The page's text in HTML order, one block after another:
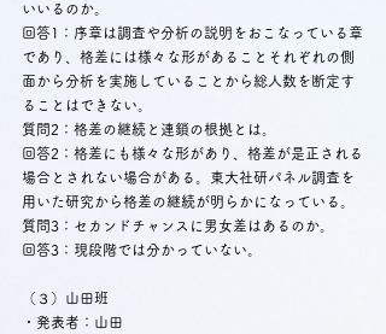
いいるのか。
回答1：序章は調査や分析の説明をおこなっている章
であり、格差には様々な形があることそれぞれの側
面から分析を実施していることから総人数を断定す
ることはできない。
質問2：格差の継続と連鎖の根拠とは。
回答2：格差にも様々な形があり、格差が是正される
場合とされない場合がある。東大社研パネル調査を
用いた研究から格差の継続が明らかになっている。
質問3：セカンドチャンスに男女差はあるのか。
回答3：現段階では分かっていない。
（３）山田班
・発表者：山田